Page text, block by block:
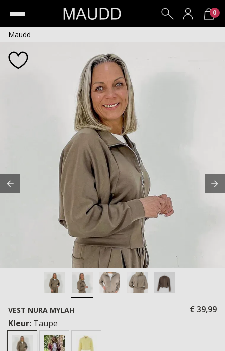
0
Maudd
VEST NURA MYLAH
€ 39,99
Kleur: Taupe